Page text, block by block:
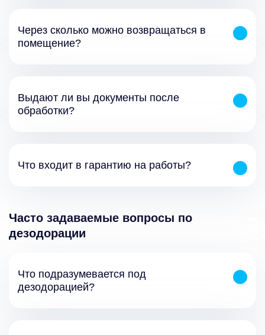
Через сколько можно возвращаться в
помещение?
Выдают ли вы документы после
обработки?
Что входит в гарантию на работы?
Часто задаваемые вопросы по
дезодорации
Что подразумевается под
дезодорацией?